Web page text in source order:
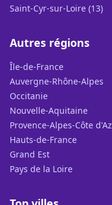
Saint-Cyr-sur-Loire (13)
Autres régions
Île-de-France
Auvergne-Rhône-Alpes
Occitanie
Nouvelle-Aquitaine
Provence-Alpes-Côte
Hauts-de-France
Grand Est
Pays de la Loire